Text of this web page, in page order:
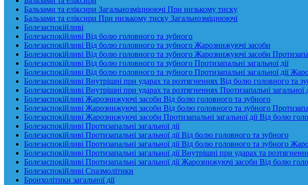
Бальзами та еліксири Загальнозміцнюючі При низькому тиску
Бальзами та еліксири При низькому тиску Загальнозміцнюючі
Болезаспокійливі
Болезаспокійливі Від болю головного та зубного
Болезаспокійливі Від болю головного та зубного Жарознижуючі засоби
Болезаспокійливі Від болю головного та зубного Жарознижуючі засоби
Болезаспокійливі Від болю головного та зубного Протизапальні загальної дії
Болезаспокійливі Від болю головного та зубного Протизапальні загальної дії
Болезаспокійливі Внутрішні при ударах та розтягненнях Від болю головного та
Болезаспокійливі Внутрішні при ударах та розтягненнях Протизапальні загальної
Болезаспокійливі Жарознижуючі засоби Від болю головного та зубного
Болезаспокійливі Жарознижуючі засоби Від болю головного та зубного
Болезаспокійливі Жарознижуючі засоби Протизапальні загальної дії Від болю
Болезаспокійливі Протизапальні загальної дії
Болезаспокійливі Протизапальні загальної дії Від болю головного та зубного
Болезаспокійливі Протизапальні загальної дії Від болю головного та зубного
Болезаспокійливі Протизапальні загальної дії Внутрішні при ударах та
Болезаспокійливі Протизапальні загальної дії Жарознижуючі засоби Від болю
Болезаспокійливі Спазмолітики
Бронхолітики загальної дії